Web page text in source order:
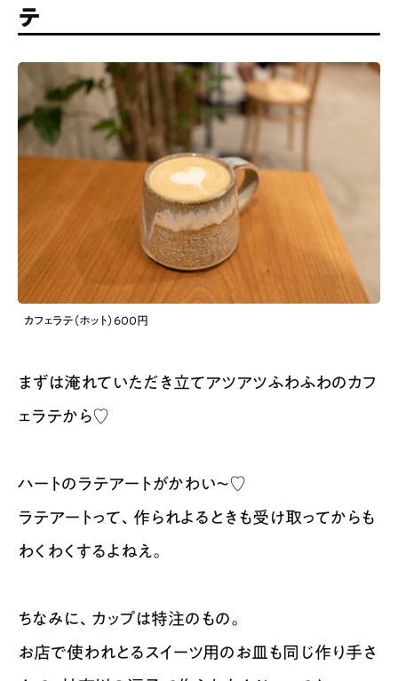
テ
カフェラテ（ホット）600円
まずは淹れていただき立てアツアツふわふわのカフ
ェラテから♡
ハートのラテアートがかわい〜♡
ラテアートって、作られよるときも受け取ってからも
わくわくするよねえ。
ちなみに、カップは特注のもの。
お店で使われとるスイーツ用のお皿も同じ作り手さ